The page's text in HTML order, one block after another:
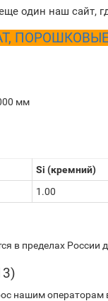
один наш сайт,
мм
Si (кремний)
1.00
в пределах
нашим операторам